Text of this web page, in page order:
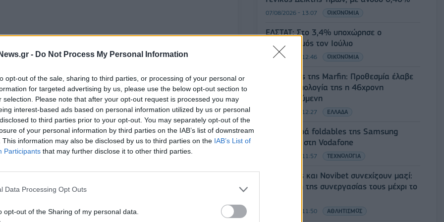
- Do Not Process My Personal Information
opt-out of the sale, sharing to third parties, or processing of your personal or
for targeted advertising by us, please use the below opt-out section to
selection. Please note that after your opt-out request is processed you may
interest-based ads based on personal information utilized by us or personal
to third parties prior to your opt-out. You may separately opt-out of the
of your personal information by third parties on the IAB’s list of downstream
This information may also be disclosed by us to third parties on the IAB’s List of
Participants that may further disclose it to other third parties.
Data Processing Opt Outs
opt-out of the Sharing of my personal data.
μείωση σε σχέση με την προηγούμενη
εβδομαδιαίο αριθμό νέων διασωληνώσεων
των ασθενών με λοίμωξη COVID-19 που
45 θάνατοι με διάμεση ηλικία τα 85 έτη
07/08/2026 - 13:07 ΟΙΚΟΝΟΜΙΑ
ΕΛΣΤΑΤ: Στο 3,4% υποχώρησε ο
πληθωρισμός τον Ιούλιο
07/08/2026 - 12:46 ΟΙΚΟΝΟΜΙΑ
Εμπρησμός της Marfin: Προθεσμία έλαβε
για την απολογία της η 46χρονη
κατηγορούμενη
07/08/2026 - 12:27 ΕΛΛΑΔΑ
Η νέα σειρά foldables της Samsung
διαθέσιμη στη Vodafone
07/08/2026 - 11:57 ΤΕΧΝΟΛΟΓΙΑ
Ατρόμητος και Novibet συνεχίζουν μαζί:
Ανανέωση της συνεργασίας τους μέχρι το
07/08/2026 - 11:50 ΑΘΛΗΤΙΣΜΟΣ